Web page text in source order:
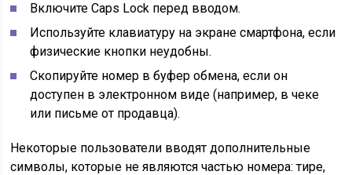
Включите Caps Lock перед вводом.
Используйте клавиатуру на экране смартфона, если
физические кнопки неудобны.
Скопируйте номер в буфер обмена, если он
доступен в электронном виде (например, в чеке
или письме от продавца).
Некоторые пользователи вводят дополнительные
символы, которые не являются частью номера: тире,